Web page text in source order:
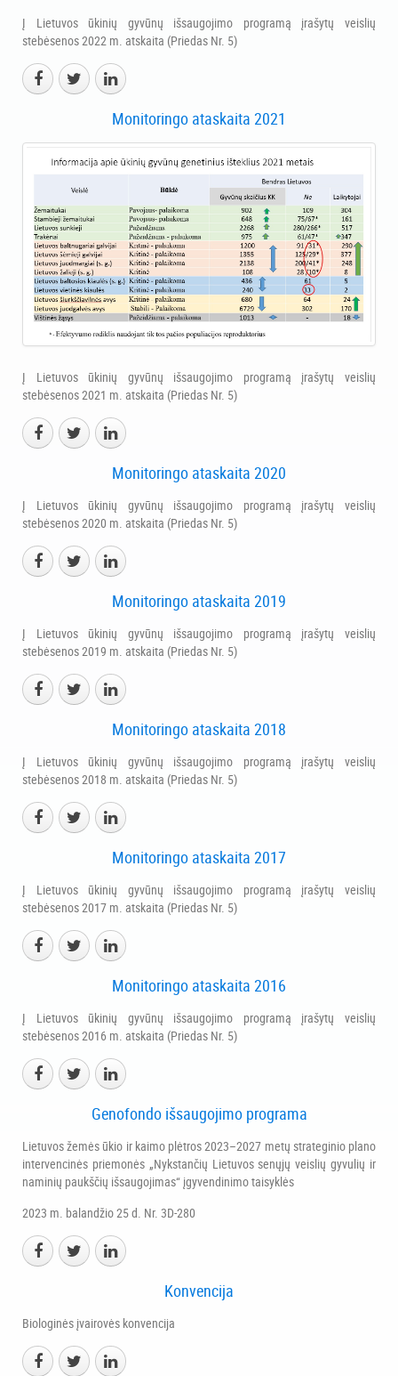
Į Lietuvos ūkinių gyvūnų išsaugojimo programą įrašytų veislių
stebėsenos 2022 m. atskaita (Priedas Nr. 5)
Monitoringo ataskaita 2021
Į Lietuvos ūkinių gyvūnų išsaugojimo programą įrašytų veislių
stebėsenos 2021 m. atskaita (Priedas Nr. 5)
Monitoringo ataskaita 2020
Į Lietuvos ūkinių gyvūnų išsaugojimo programą įrašytų veislių
stebėsenos 2020 m. atskaita (Priedas Nr. 5)
Monitoringo ataskaita 2019
Į Lietuvos ūkinių gyvūnų išsaugojimo programą įrašytų veislių
stebėsenos 2019 m. atskaita (Priedas Nr. 5)
Monitoringo ataskaita 2018
Į Lietuvos ūkinių gyvūnų išsaugojimo programą įrašytų veislių
stebėsenos 2018 m. atskaita (Priedas Nr. 5)
Monitoringo ataskaita 2017
Į Lietuvos ūkinių gyvūnų išsaugojimo programą įrašytų veislių
stebėsenos 2017 m. atskaita (Priedas Nr. 5)
Monitoringo ataskaita 2016
Į Lietuvos ūkinių gyvūnų išsaugojimo programą įrašytų veislių
stebėsenos 2016 m. atskaita (Priedas Nr. 5)
Genofondo išsaugojimo programa
Lietuvos žemės ūkio ir kaimo plėtros 2023–2027 metų strateginio plano
intervencinės priemonės „Nykstančių Lietuvos senųjų veislių gyvulių ir
naminių paukščių išsaugojimas“ įgyvendinimo taisyklės
2023 m. balandžio 25 d. Nr. 3D-280
Konvencija
Biologinės įvairovės konvencija